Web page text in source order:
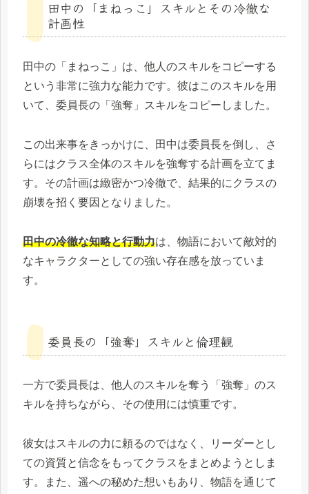
田中の「まねっこ」スキルとその冷徹な
計画性
田中の「まねっこ」は、他人のスキルをコピーする
という非常に強力な能力です。彼はこのスキルを用
いて、委員長の「強奪」スキルをコピーしました。
この出来事をきっかけに、田中は委員長を倒し、さ
らにはクラス全体のスキルを強奪する計画を立てま
す。その計画は緻密かつ冷徹で、結果的にクラスの
崩壊を招く要因となりました。
田中の冷徹な知略と行動力は、物語において敵対的
なキャラクターとしての強い存在感を放っていま
す。
委員長の「強奪」スキルと倫理観
一方で委員長は、他人のスキルを奪う「強奪」のス
キルを持ちながら、その使用には慎重です。
彼女はスキルの力に頼るのではなく、リーダーとし
ての資質と信念をもってクラスをまとめようとしま
す。また、遥への秘めた想いもあり、物語を通じて